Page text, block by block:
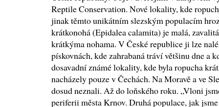
Reptile Conservation. Nové lokality, kde
jinak těmto unikátním slezským populacím
krátkonohá (Epidalea calamita) je malá,
krátkýma nohama. V České republice ji lze
pískovnách, kde zahrabaná tráví většinu dne a
dosavadní známé lokality, kde byla ropucha
nacházely pouze v Čechách. Na Moravě a ve
dosud neznali. Až do loňského roku. „Vloni
periferii města Krnov. Druhá populace, jak